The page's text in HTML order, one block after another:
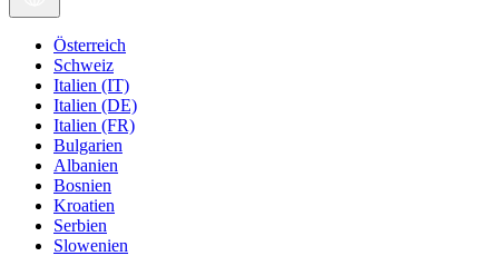
Österreich
Schweiz
Italien (IT)
Italien (DE)
Italien (FR)
Bulgarien
Albanien
Bosnien
Kroatien
Serbien
Slowenien